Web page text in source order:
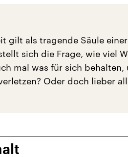
gilt als tragende Säule
sich die Frage, wie viel
mal was für sich
Oder doch lieber